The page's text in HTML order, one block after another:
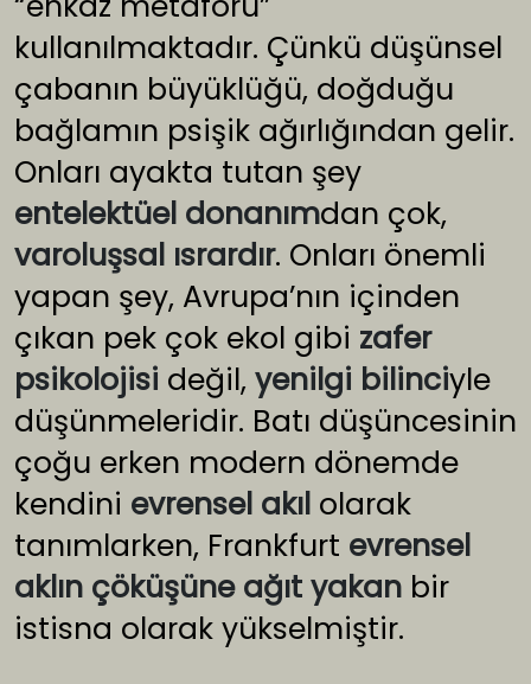
kullanılmaktadır. Çünkü düşünsel
çabanın büyüklüğü, doğduğu
bağlamın psişik ağırlığından gelir.
Onları ayakta tutan şey
entelektüel donanımdan çok,
varoluşsal ısrardır. Onları önemli
yapan şey, Avrupa’nın içinden
çıkan pek çok ekol gibi zafer
psikolojisi değil, yenilgi bilinciyle
düşünmeleridir. Batı düşüncesinin
çoğu erken modern dönemde
kendini evrensel akıl olarak
tanımlarken, Frankfurt evrensel
aklın çöküşüne ağıt yakan bir
istisna olarak yükselmiştir.